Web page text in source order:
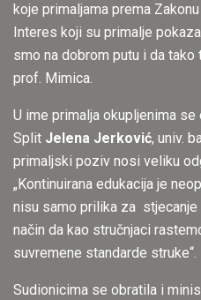
koje primaljama prema
Interes koji su primalje
smo na dobrom putu i da tako
prof. Mimica.
U ime primalja okupljenima
Split Jelena Jerković, univ.
primaljski poziv nosi veliku
„Kontinuirana edukacija je
nisu samo prilika za stjecanje
način da kao stručnjaci
suvremene standarde struke“.
Sudionicima se obratila i